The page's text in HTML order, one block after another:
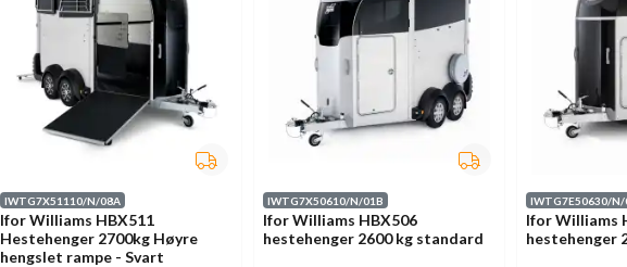
IWTG7X51110/N/08A
Ifor Williams HBX511
Hestehenger 2700kg Høyre
hengslet rampe - Svart
IWTG7X50610/N/01B
Ifor Williams HBX506
hestehenger 2600 kg standard
IWTG7E50630/N/
Ifor Williams
hestehenger